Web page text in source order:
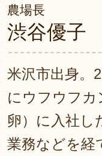
農場長
渋谷優子
米沢市出身。
にウフウフカ
卵）に入社し
業務などを経